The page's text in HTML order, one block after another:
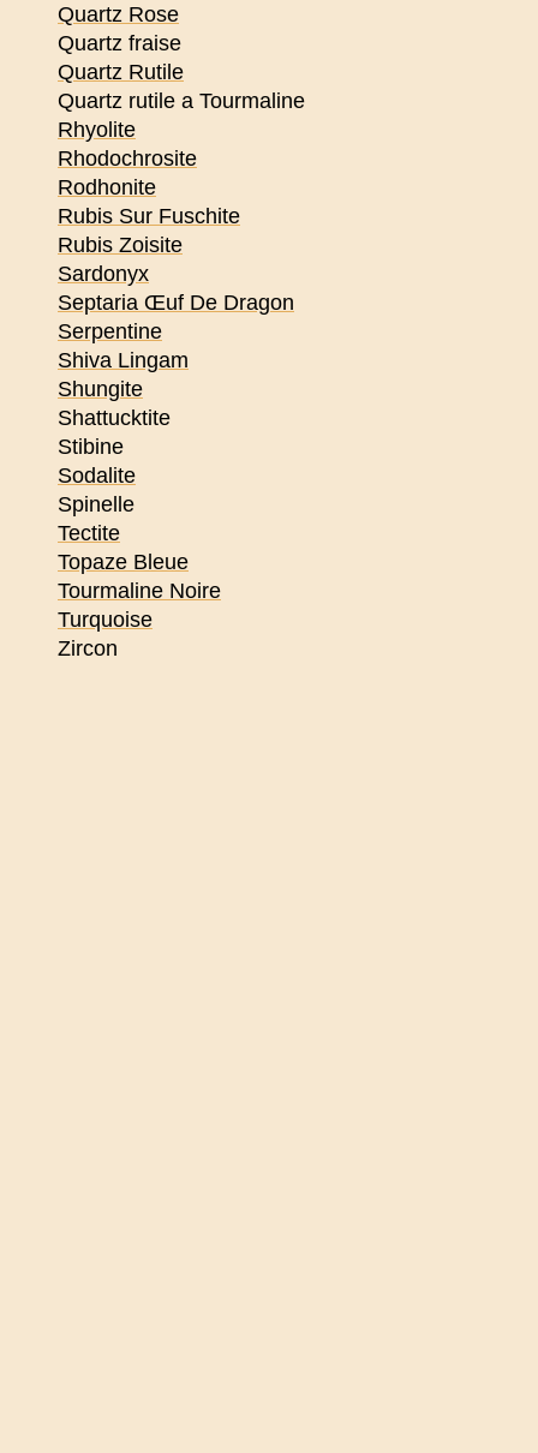
Quartz Rose
Quartz fraise
Quartz Rutile
Quartz rutile a Tourmaline
Rhyolite
Rhodochrosite
Rodhonite
Rubis Sur Fuschite
Rubis Zoisite
Sardonyx
Septaria Œuf De Dragon
Serpentine
Shiva Lingam
Shungite
Shattucktite
Stibine
Sodalite
Spinelle
Tectite
Topaze Bleue
Tourmaline Noire
Turquoise
Zircon